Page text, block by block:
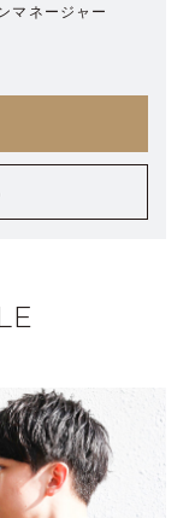
マネージャー